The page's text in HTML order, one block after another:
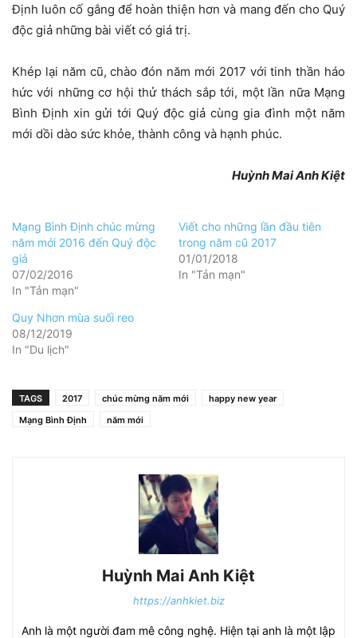
Định luôn cố gắng để hoàn thiện hơn và mang đến cho Quý
độc giả những bài viết có giá trị.
Khép lại năm cũ, chào đón năm mới 2017 với tinh thần háo
hức với những cơ hội thử thách sắp tới, một lần nữa Mạng
Bình Định xin gửi tới Quý độc giả cùng gia đình một năm
mới dồi dào sức khỏe, thành công và hạnh phúc.
Huỳnh Mai Anh Kiệt
Mạng Bình Định chúc mừng
năm mới 2016 đến Quý độc
giả
07/02/2016
In "Tản mạn"
Viết cho những lần đầu tiên
trong năm cũ 2017
01/01/2018
In "Tản mạn"
Quy Nhơn mùa suối reo
08/12/2019
In "Du lịch"
TAGS 2017 chúc mừng năm mới
happy new year
Mạng Bình Định
năm mới
Huỳnh Mai Anh Kiệt
https://anhkiet.biz
Anh là một người đam mê công nghệ. Hiện tại anh là một lập